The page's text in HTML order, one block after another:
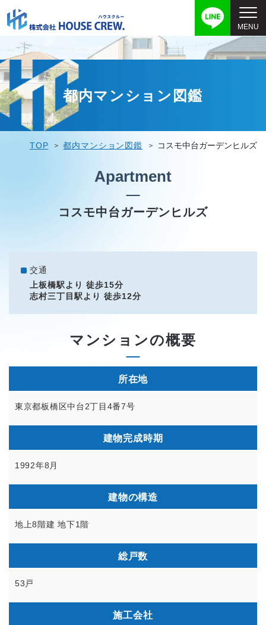
都内マンション図鑑
TOP 都内マンション図鑑 コスモ中台ガーデンヒルズ
Apartment
コスモ中台ガーデンヒルズ
交通
上板橋駅より 徒歩15分
志村三丁目駅より 徒歩12分
マンションの概要
所在地
東京都板橋区中台2丁目4番7号
建物完成時期
1992年8月
建物の構造
地上8階建 地下1階
総戸数
53戸
施工会社